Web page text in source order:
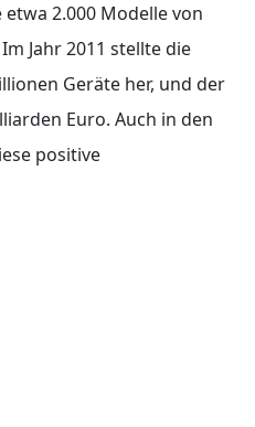
2.000 Modelle von
Jahr 2011 stellte die
Geräte her, und der
Euro. Auch in den
positive